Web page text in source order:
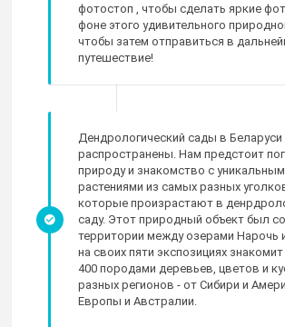
фотостоп , чтобы сделать яркие
фоне этого удивительного
чтобы затем отправиться в
путешествие!
Дендрологический сады в
распространены. Нам предстоит
природу и знакомство с
растениями из самых разных
которые произрастают в
саду. Этот природный объект был
территории между озерами Нарочь
на своих пяти экспозициях
400 породами деревьев, цветов и
разных регионов - от Сибири и
Европы и Австралии.